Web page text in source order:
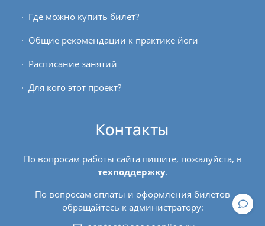
Где можно купить билет?
Общие рекомендации к практике йоги
Расписание занятий
Для кого этот проект?
Контакты
По вопросам работы сайта пишите, пожалуйста, в
техподдержку.
По вопросам оплаты и оформления билетов
обращайтесь к администратору: